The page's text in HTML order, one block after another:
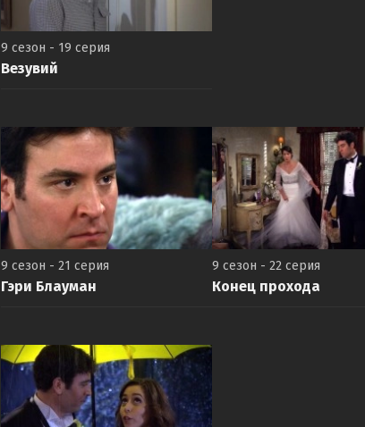
9 сезон - 19 серия
Везувий
9 сезон - 21 серия
Гэри Блауман
9 сезон - 22 серия
Конец прохода